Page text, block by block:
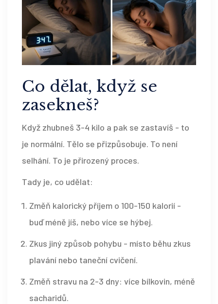
Co dělat, když se
zasekneš?
Když zhubneš 3-4 kilo a pak se zastavíš - to
je normální. Tělo se přizpůsobuje. To není
selhání. To je přirozený proces.
Tady je, co udělat:
Změň kalorický příjem o 100-150 kalorií -
buď méně jíš, nebo více se hýbej.
Zkus jiný způsob pohybu - místo běhu zkus
plavání nebo taneční cvičení.
Změň stravu na 2-3 dny: více bílkovin, méně
sacharidů.